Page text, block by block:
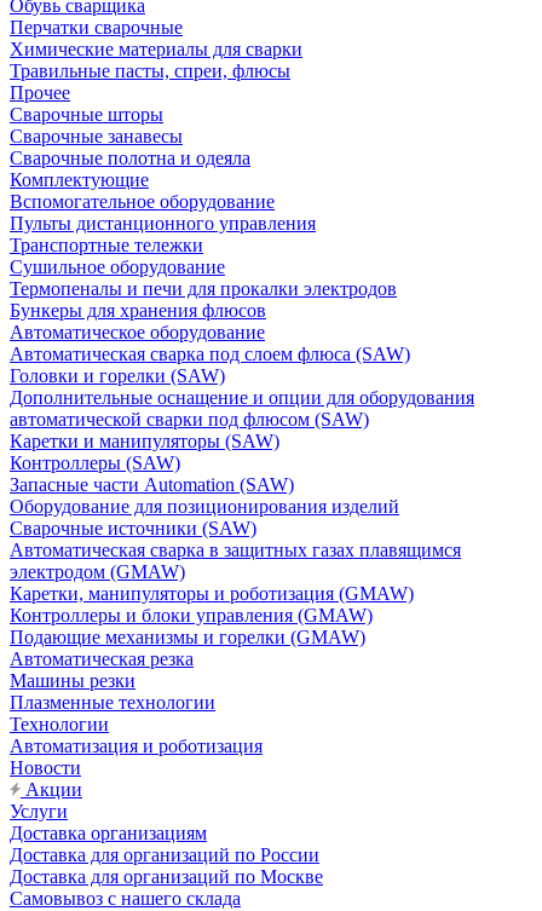
Обувь сварщика
Перчатки сварочные
Химические материалы для сварки
Травильные пасты, спреи, флюсы
Прочее
Сварочные шторы
Сварочные занавесы
Сварочные полотна и одеяла
Комплектующие
Вспомогательное оборудование
Пульты дистанционного управления
Транспортные тележки
Сушильное оборудование
Термопеналы и печи для прокалки электродов
Бункеры для хранения флюсов
Автоматическое оборудование
Автоматическая сварка под слоем флюса (SAW)
Головки и горелки (SAW)
Дополнительные оснащение и опции для оборудования
автоматической сварки под флюсом (SAW)
Каретки и манипуляторы (SAW)
Контроллеры (SAW)
Запасные части Automation (SAW)
Оборудование для позиционирования изделий
Сварочные источники (SAW)
Автоматическая сварка в защитных газах плавящимся
электродом (GMAW)
Каретки, манипуляторы и роботизация (GMAW)
Контроллеры и блоки управления (GMAW)
Подающие механизмы и горелки (GMAW)
Автоматическая резка
Машины резки
Плазменные технологии
Технологии
Автоматизация и роботизация
Новости
Акции
Услуги
Доставка организациям
Доставка для организаций по России
Доставка для организаций по Москве
Самовывоз с нашего склада